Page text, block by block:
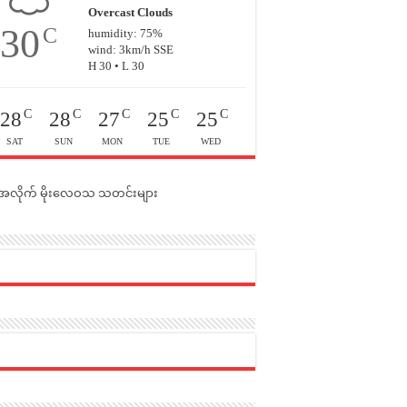
30C
Overcast Clouds
humidity: 75%
wind: 3km/h SSE
H 30 • L 30
28 C
SAT
28 C
SUN
27 C
MON
25 C
TUE
25 C
WED
လိုက် မိုးလေဝသ သတင်းများ